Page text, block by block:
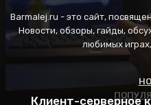
Клиент-серверное
Barmalej.ru - это сайт,
Новости, обзоры, гайды,
любимых